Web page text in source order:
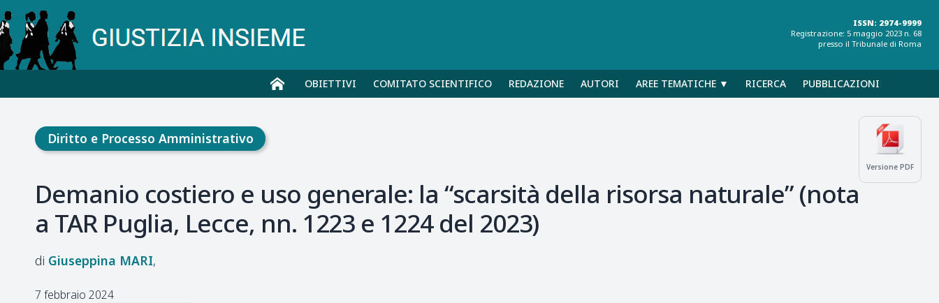
ISSN: 2974-9999
Registrazione: 5 maggio 2023 n. 68
presso il Tribunale di Roma
OBIETTIVI COMITATO SCIENTIFICO REDAZIONE AUTORI AREE TEMATICHE ▼ RICERCA PUBBLICAZIONI
Versione PDF
Diritto e Processo Amministrativo
Demanio costiero e uso generale: la “scarsità della risorsa naturale” (nota
a TAR Puglia, Lecce, nn. 1223 e 1224 del 2023)
Giuseppina MARI
7 febbraio 2024